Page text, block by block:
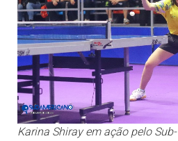
Karina Shiray em ação pelo